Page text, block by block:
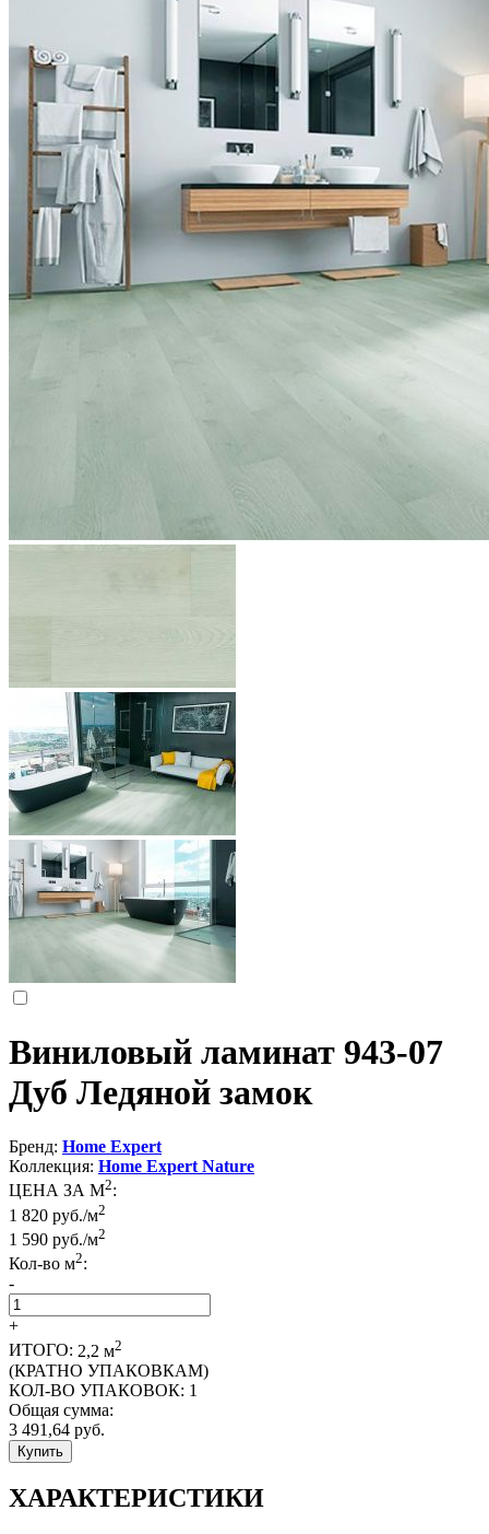
Виниловый ламинат 943-07
Дуб Ледяной замок
Бренд: Home Expert
Коллекция: Home Expert Nature
ЦЕНА ЗА М2:
1 820 руб./м2
1 590 руб./м2
Кол-во м2:
-
+
ИТОГО: 2,2 м2
(КРАТНО УПАКОВКАМ)
КОЛ-ВО УПАКОВОК: 1
Общая сумма:
3 491,64 руб.
Купить
ХАРАКТЕРИСТИКИ